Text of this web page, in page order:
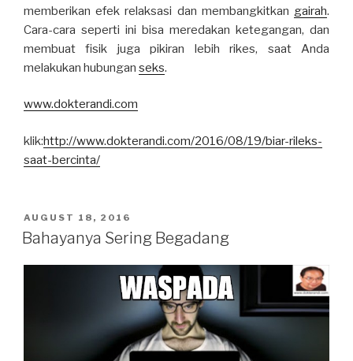
memberikan efek relaksasi dan membangkitkan gairah.
Cara-cara seperti ini bisa meredakan ketegangan, dan
membuat fisik juga pikiran lebih rikes, saat Anda
melakukan hubungan seks.
www.dokterandi.com
klik:http://www.dokterandi.com/2016/08/19/biar-rileks-
saat-bercinta/
POSTED
ON
AUGUST 18, 2016
Bahayanya Sering Begadang